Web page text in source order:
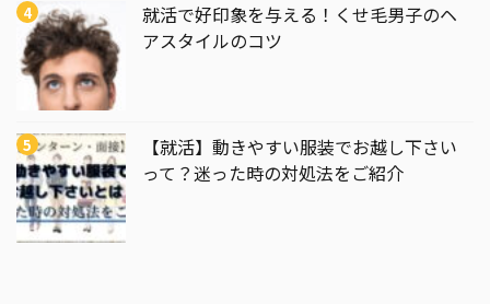
就活で好印象を与える！くせ毛男子のヘ
アスタイルのコツ
【就活】動きやすい服装でお越し下さい
って？迷った時の対処法をご紹介